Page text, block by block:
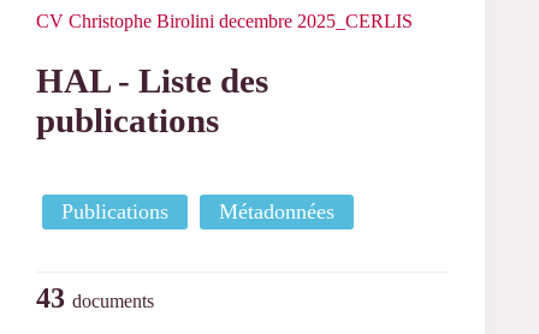
CV Christophe Birolini decembre 2025_CERLIS
HAL - Liste des
publications
Publications Métadonnées
43 documents